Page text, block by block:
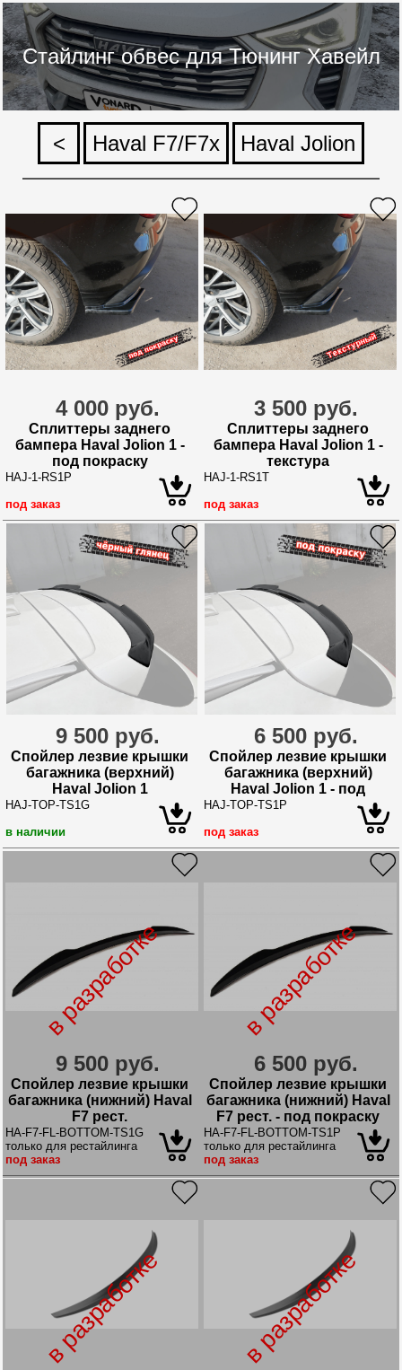
Стайлинг обвес для Тюнинг Хавейл
< Haval F7/F7x Haval Jolion
4 000 руб.
Сплиттеры заднего
бампера Haval Jolion 1 -
под покраску
HAJ-1-RS1P
под заказ
3 500 руб.
Сплиттеры заднего
бампера Haval Jolion 1 -
текстура
HAJ-1-RS1T
под заказ
9 500 руб.
Спойлер лезвие крышки
багажника (верхний)
Haval Jolion 1
HAJ-TOP-TS1G
в наличии
6 500 руб.
Спойлер лезвие крышки
багажника (верхний)
Haval Jolion 1 - под
покраску
HAJ-TOP-TS1P
под заказ
в разработке
9 500 руб.
Спойлер лезвие крышки
багажника (нижний) Haval
F7 рест.
HA-F7-FL-BOTTOM-TS1G
только для рестайлинга
под заказ
в разработке
6 500 руб.
Спойлер лезвие крышки
багажника (нижний) Haval
F7 рест. - под покраску
HA-F7-FL-BOTTOM-TS1P
только для рестайлинга
под заказ
в разработке в разработке